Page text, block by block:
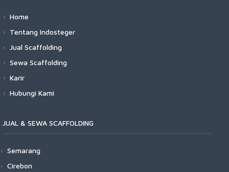
Home
Tentang Indosteger
Jual Scaffolding
Sewa Scaffolding
Karir
Hubungi Kami
JUAL & SEWA SCAFFOLDING
Semarang
Cirebon